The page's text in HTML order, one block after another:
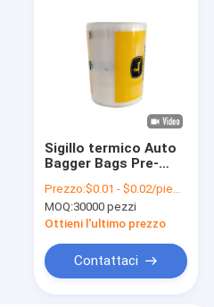
Sigillo termico Auto
Bagger Bags Pre-
On A Roll Logo
stampato su misura
Prezzo:$0.01 - $0.02/pieces
MOQ:30000 pezzi
Ottieni l'ultimo prezzo
Contattaci